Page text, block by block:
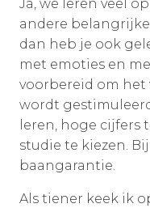
Ja, we leren veel
andere
dan heb je ook
met emoties en
voorbereid om het
wordt
leren, hoge cijfers
studie te kiezen.
baangarantie.
Als tiener keek ik